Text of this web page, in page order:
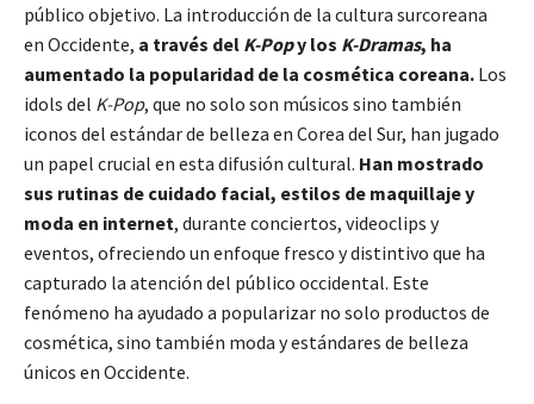
público objetivo. La introducción de la cultura surcoreana
en Occidente, a través del K-Popy los K-Dramas, ha
aumentado la popularidad de la cosmética coreana. Los
idols del K-Pop, que no solo son músicos sino también
iconos del estándar de belleza en Corea del Sur, han jugado
un papel crucial en esta difusión cultural. Han mostrado
sus rutinas de cuidado facial, estilos de maquillaje y
moda en internet, durante conciertos, videoclips y
eventos, ofreciendo un enfoque fresco y distintivo que ha
capturado la atención del público occidental. Este
fenómeno ha ayudado a popularizar no solo productos de
cosmética, sino también moda y estándares de belleza
únicos en Occidente.